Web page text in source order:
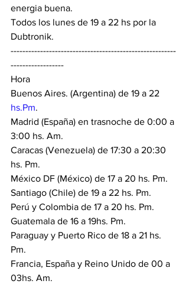
energia buena.
Todos los lunes de 19 a 22 hs por la
Dubtronik.
--------------------------------------------------------
------------------
Hora
Buenos Aires. (Argentina) de 19 a 22
hs.Pm.
Madrid (España) en trasnoche de 0:00 a
3:00 hs. Am.
Caracas (Venezuela) de 17:30 a 20:30
hs. Pm.
México DF (México) de 17 a 20 hs. Pm.
Santiago (Chile) de 19 a 22 hs. Pm.
Perú y Colombia de 17 a 20 hs. Pm.
Guatemala de 16 a 19hs. Pm.
Paraguay y Puerto Rico de 18 a 21 hs.
Pm.
Francia, España y Reino Unido de 00 a
03hs. Am.